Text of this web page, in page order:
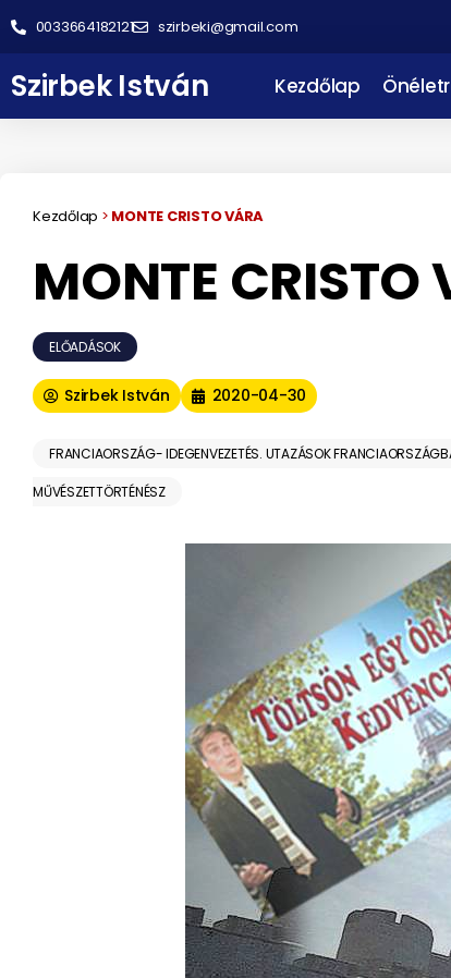
0033664182121 szirbeki@gmail.com
Szirbek István Kezdőlap
Kezdőlap > MONTE CRISTO VÁRA
MONTE CRISTO
ELŐADÁSOK
Szirbek István 2020-04-30
FRANCIAORSZÁG- IDEGENVEZETÉS. UTAZÁSOK
MŰVÉSZETTÖRTÉNÉSZ